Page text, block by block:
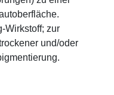
Wirkstoff; zur
und/oder